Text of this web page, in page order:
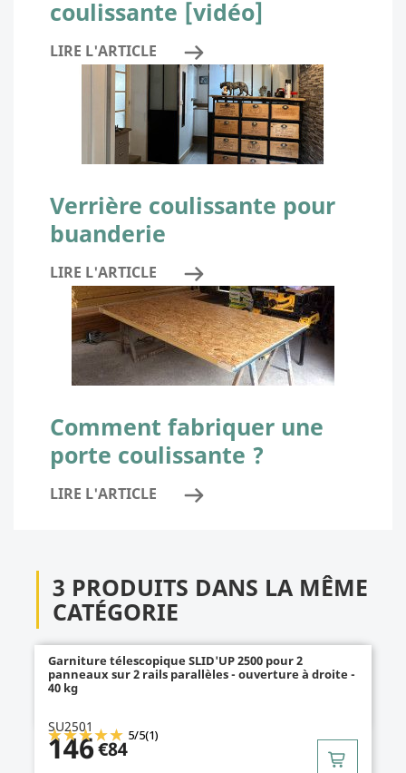
coulissante [vidéo]
LIRE L'ARTICLE
Verrière coulissante pour
buanderie
LIRE L'ARTICLE
Comment fabriquer une
porte coulissante ?
LIRE L'ARTICLE
3 PRODUITS DANS LA MÊME
CATÉGORIE
Garniture télescopique SLID'UP 2500 pour 2
panneaux sur 2 rails parallèles - ouverture à droite -
40 kg
SU2501 5/5(1)
146€84